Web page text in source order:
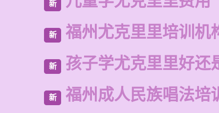
新
新 福州尤克里里培训机
新 孩子学尤克里里好还
新 福州成人民族唱法培